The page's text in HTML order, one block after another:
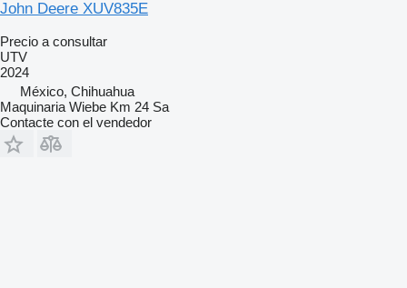
John Deere XUV835E
Precio a consultar
UTV
2024
México, Chihuahua
Maquinaria Wiebe Km 24 Sa
Contacte con el vendedor